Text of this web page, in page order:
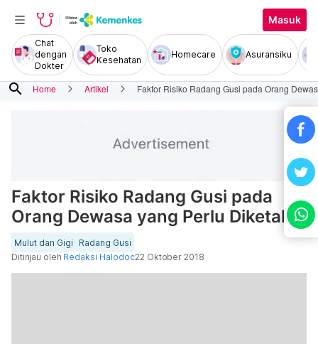
Masuk
Chat
dengan
Dokter
Toko
Kesehatan
Homecare Asuransiku
search Home Artikel Faktor Risiko Radang Gusi pada Orang
Faktor Risiko Radang Gusi pada
Orang Dewasa yang Perlu Diketahui
Mulut dan Gigi
Radang Gusi
Ditinjau oleh Redaksi Halodoc22 Oktober 2018